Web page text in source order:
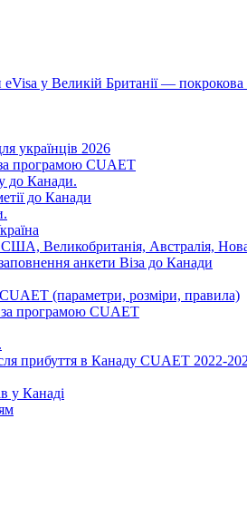
у Великій Британії — покрокова
українців 2026
програмою CUAET
до Канади.
до Канади
Великобританія, Австралія,
анкети Віза до Канади
(параметри, розміри, правила)
за програмою CUAET
прибуття в Канаду CUAET 2022-
у Канаді